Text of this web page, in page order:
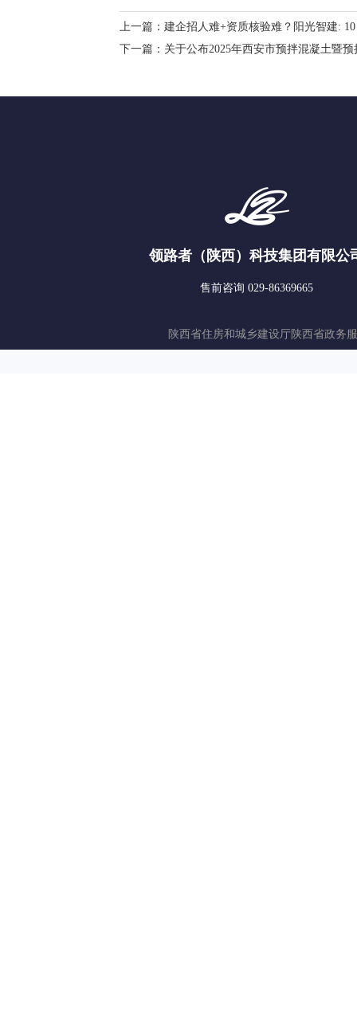
上一篇： 建企招人难+资质核验难？阳光智建:
下一篇： 关于公布2025年西安市预拌混凝土暨
领路者（陕西）科技集团有限公
售前咨询 029-86369665
陕西省住房和城乡建设厅陕西省政务